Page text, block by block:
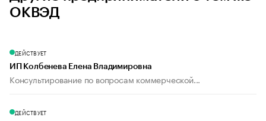
ОКВЭД
ДЕЙСТВУЕТ
ИП Колбенева Елена Владимировна
Консультирование по вопросам коммерческой...
ДЕЙСТВУЕТ